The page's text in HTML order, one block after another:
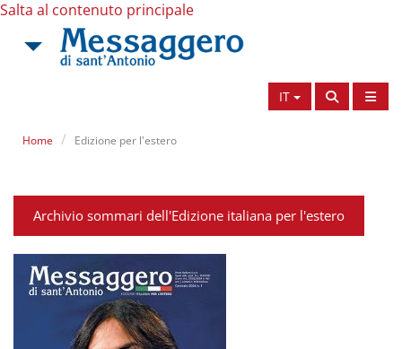
Salta al contenuto principale
IT
Home Edizione per l'estero
Archivio sommari dell'Edizione italiana per l'estero